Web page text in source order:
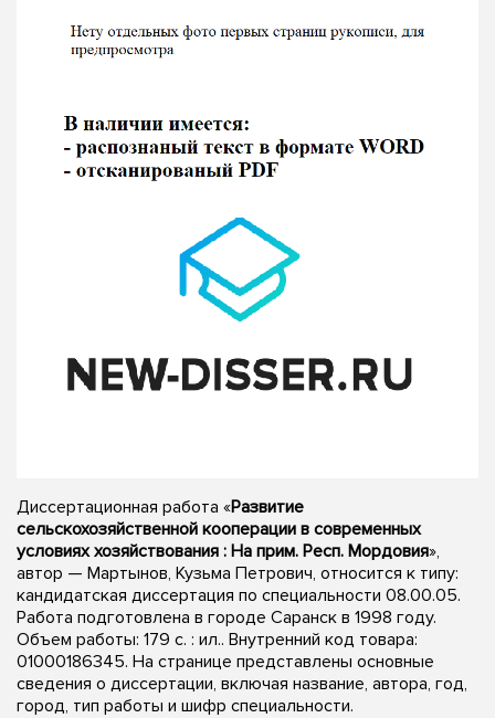
Диссертационная работа «Развитие
сельскохозяйственной кооперации в современных
условиях хозяйствования : На прим. Респ. Мордовия»,
автор — Мартынов, Кузьма Петрович, относится к типу:
кандидатская диссертация по специальности 08.00.05.
Работа подготовлена в городе Саранск в 1998 году.
Объем работы: 179 с. : ил.. Внутренний код товара:
01000186345. На странице представлены основные
сведения о диссертации, включая название, автора, год,
город, тип работы и шифр специальности.